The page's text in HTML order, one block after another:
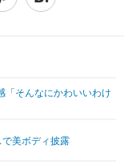
その他
映画・ドラマ
その他
「そんなにかわいいわけ
美ボディ披露